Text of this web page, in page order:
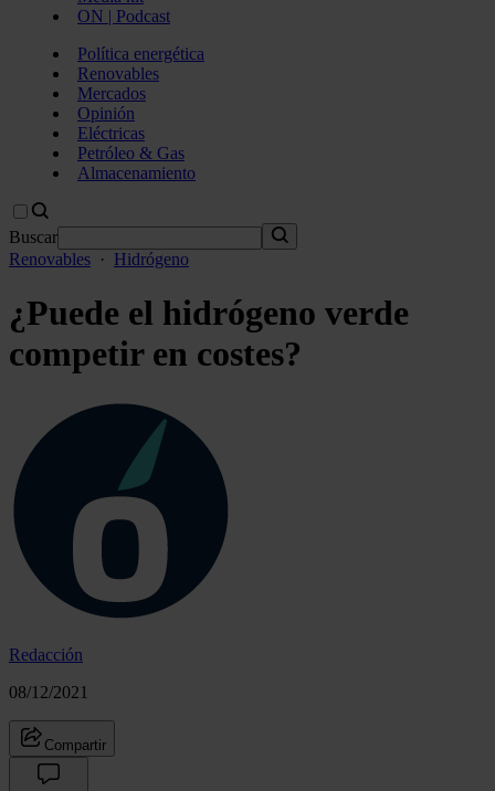
ON | Podcast
Política energética
Renovables
Mercados
Opinión
Eléctricas
Petróleo & Gas
Almacenamiento
Buscar
Renovables · Hidrógeno
¿Puede el hidrógeno verde
competir en costes?
Redacción
08/12/2021
Compartir